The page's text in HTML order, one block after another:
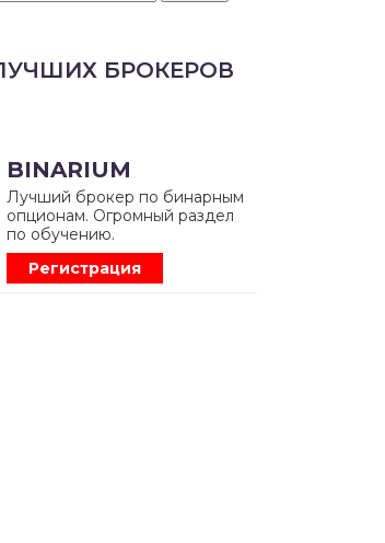
БРОКЕРОВ
BINARIUM
Лучший брокер по бинарным
опционам. Огромный раздел
по обучению.
Регистрация